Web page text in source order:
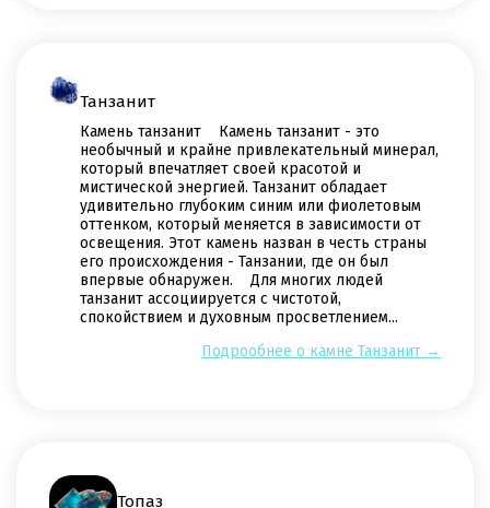
Танзанит
Камень танзанит Камень танзанит - это
необычный и крайне привлекательный минерал,
который впечатляет своей красотой и
мистической энергией. Танзанит обладает
удивительно глубоким синим или фиолетовым
оттенком, который меняется в зависимости от
освещения. Этот камень назван в честь страны
его происхождения - Танзании, где он был
впервые обнаружен. Для многих людей
танзанит ассоциируется с чистотой,
спокойствием и духовным просветлением...
Подрообнее о камне Танзанит →
Топаз